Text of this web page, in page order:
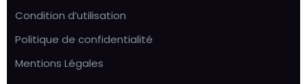
Condition d’utilisation
Politique de confidentialité
Mentions Légales